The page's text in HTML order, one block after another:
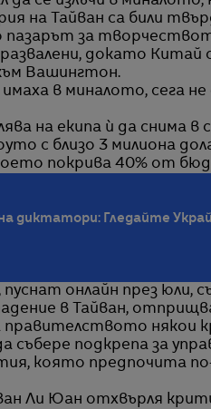
на Тайван са били
за
развалени, докато Китай
Вашингтон.
в миналото, сега не
на екипа ѝ да снима в
с близо 3 милиона
покрива 40% от
диктатори: Гледайте
онлайн през юли,
в Тайван,
правителството някои
събере подкрепа за
която предпочита
Ли Юан отхвърля